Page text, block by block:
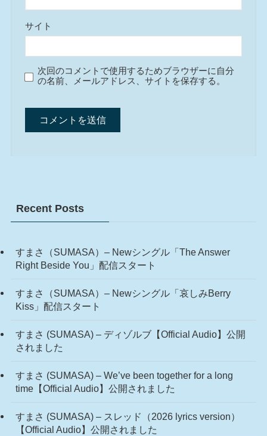
サイト
次回のコメントで使用するためブラウザーに自分
の名前、メールアドレス、サイトを保存する。
Recent Posts
すまさ（SUMASA）– Newシングル「The Answer
Right Beside You」配信スタート
すまさ（SUMASA）– Newシングル「哀しみBerry
Kiss」配信スタート
すまさ (SUMASA) – ディゾルブ【Official Audio】公開
されました
すまさ (SUMASA) – We’ve been together for a long
time【Official Audio】公開されました
すまさ (SUMASA) – スレッド（2026 lyrics version）
【Official Audio】公開されました